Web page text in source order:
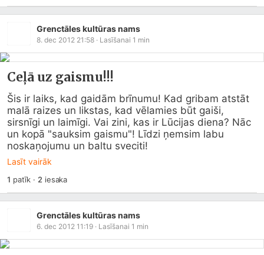
Grenctāles kultūras nams
8. dec 2012 21:58 · Lasīšanai 1 min
Ceļā uz gaismu!!!
Šis ir laiks, kad gaidām brīnumu! Kad gribam atstāt
malā raizes un likstas, kad vēlamies būt gaiši,
sirsnīgi un laimīgi. Vai zini, kas ir Lūcijas diena? Nāc
un kopā "sauksim gaismu"! Līdzi ņemsim labu
noskaņojumu un baltu sveciti!
Lasīt vairāk
1 patīk · 2 iesaka
Grenctāles kultūras nams
6. dec 2012 11:19 · Lasīšanai 1 min